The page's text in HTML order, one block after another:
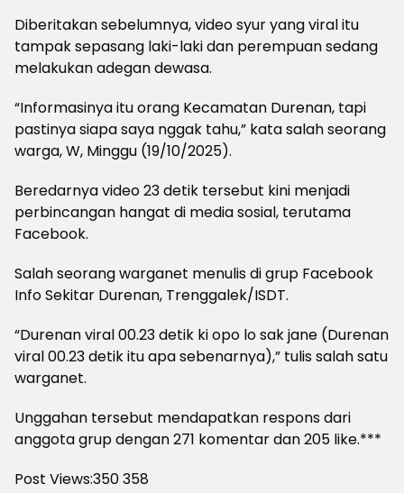
Diberitakan sebelumnya, video syur yang viral itu
tampak sepasang laki-laki dan perempuan sedang
melakukan adegan dewasa.
“Informasinya itu orang Kecamatan Durenan, tapi
pastinya siapa saya nggak tahu,” kata salah seorang
warga, W, Minggu (19/10/2025).
Beredarnya video 23 detik tersebut kini menjadi
perbincangan hangat di media sosial, terutama
Facebook.
Salah seorang warganet menulis di grup Facebook
Info Sekitar Durenan, Trenggalek/ISDT.
“Durenan viral 00.23 detik ki opo lo sak jane (Durenan
viral 00.23 detik itu apa sebenarnya),” tulis salah satu
warganet.
Unggahan tersebut mendapatkan respons dari
anggota grup dengan 271 komentar dan 205 like.***
Post Views:350358